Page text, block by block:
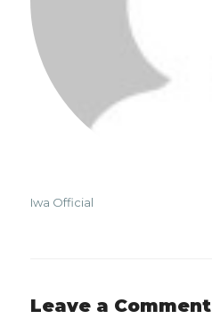
Iwa Official
Leave a Comment